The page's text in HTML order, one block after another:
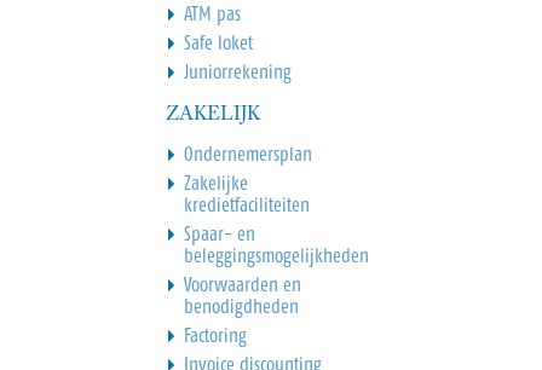
ATM pas
Safe loket
Juniorrekening
ZAKELIJK
Ondernemersplan
Zakelijke
kredietfaciliteiten
Spaar- en
beleggingsmogelijkheden
Voorwaarden en
benodigdheden
Factoring
Invoice discounting